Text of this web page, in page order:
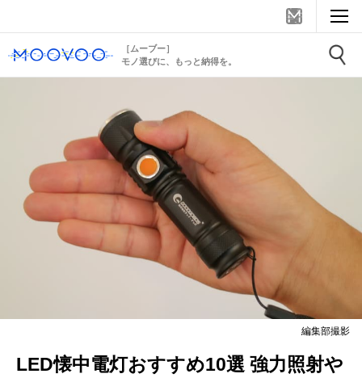
［ムーブー］
モノ選びに、もっと納得を。
編集部撮影
LED懐中電灯おすすめ10選 強力照射や